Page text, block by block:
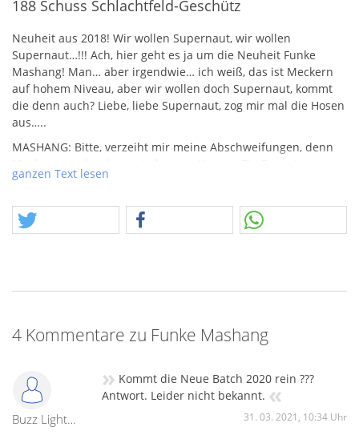
188 Schuss Schlachtfeld-Geschütz
Neuheit aus 2018! Wir wollen Supernaut, wir wollen
Supernaut…!!! Ach, hier geht es ja um die Neuheit Funke
Mashang! Man… aber irgendwie… ich weiß, das ist Meckern
auf hohem Niveau, aber wir wollen doch Supernaut, kommt
die denn auch? Liebe, liebe Supernaut, zog mir mal die Hosen
aus…..
MASHANG: Bitte, verzeiht mir meine Abschweifungen, denn
Sortiment mit 8 tollen Elementen. Eine Schlacht geführt mit
Cracklinglanzen-Fächersequenz zusammen mit tollen Brokat-
Farbbuketts. Well….., am besten ihr kauft das Ding und schaut
deutlich über 30Kg.
Achtung: Wir entschuldigen uns für das Bild, aber wir
machen, welcher möglicherweise auf Versand angewiesen ist.
Achtung2.0: Diese Box versteht sich als Sortiment. Ein
Verbindungspatent soll in Form von Silberaufklebern
beiliegen, so dass ein Ausbrechen von Funken durch
ganzen Text lesen
4 Kommentare zu Funke Mashang
Buzz Lightyear
» Kommt die Neue Batch 2020 rein ???
Antwort. Leider nicht bekannt. «
31. 03. 2021, 10:34 Uhr